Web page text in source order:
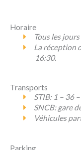
Horaire
Tous les
La réception
16:30.
Transports
STIB: 1 – 36
SNCB: gare
Véhicules
Parking